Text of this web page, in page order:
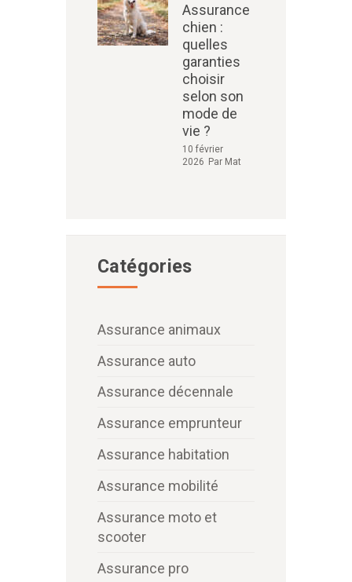
Assurance
chien :
quelles
garanties
choisir
selon son
mode de
vie ?
10 février
2026 Par Mat
Catégories
Assurance animaux
Assurance auto
Assurance décennale
Assurance emprunteur
Assurance habitation
Assurance mobilité
Assurance moto et
scooter
Assurance pro